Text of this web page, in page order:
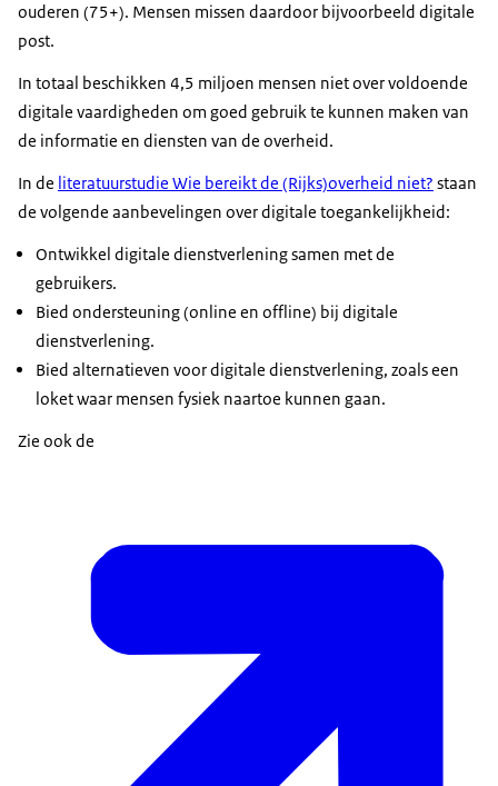
ouderen (75+). Mensen missen daardoor bijvoorbeeld digitale
post.
In totaal beschikken 4,5 miljoen mensen niet over voldoende
digitale vaardigheden om goed gebruik te kunnen maken van
de informatie en diensten van de overheid.
In de literatuurstudie Wie bereikt de (Rijks)overheid niet? staan
de volgende aanbevelingen over digitale toegankelijkheid:
Ontwikkel digitale dienstverlening samen met de
gebruikers.
Bied ondersteuning (online en offline) bij digitale
dienstverlening.
Bied alternatieven voor digitale dienstverlening, zoals een
loket waar mensen fysiek naartoe kunnen gaan.
Zie ook de